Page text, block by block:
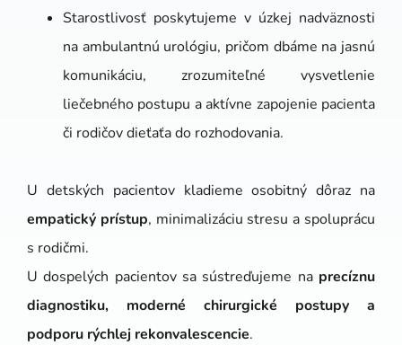
Starostlivosť poskytujeme v úzkej nadväznosti
na ambulantnú urológiu, pričom dbáme na jasnú
komunikáciu, zrozumiteľné vysvetlenie
liečebného postupu a aktívne zapojenie pacienta
či rodičov dieťaťa do rozhodovania.
U detských pacientov kladieme osobitný dôraz na
empatický prístup, minimalizáciu stresu a spoluprácu
s rodičmi.
U dospelých pacientov sa sústreďujeme na precíznu
diagnostiku, moderné chirurgické postupy a
podporu rýchlej rekonvalescencie.